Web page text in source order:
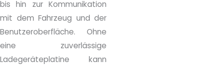
bis hin zur Kommunikation
mit dem Fahrzeug und der
Benutzeroberfläche. Ohne
eine zuverlässige
Ladegeräteplatine kann